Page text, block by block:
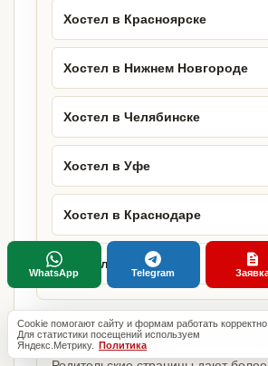
Хостел в Красноярске
Хостел в Нижнем Новгороде
Хостел в Челябинске
Хостел в Уфе
Хостел в Краснодаре
Хостел в Самаре
Базовые разделы по
Cookie помогают сайту и формам работать корректно.
Для статистики посещений используем
Яндекс.Метрику. Политика
WhatsApp Telegram